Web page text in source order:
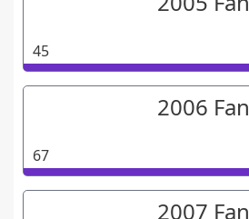
45
2006 Fan
67
2007 Fan